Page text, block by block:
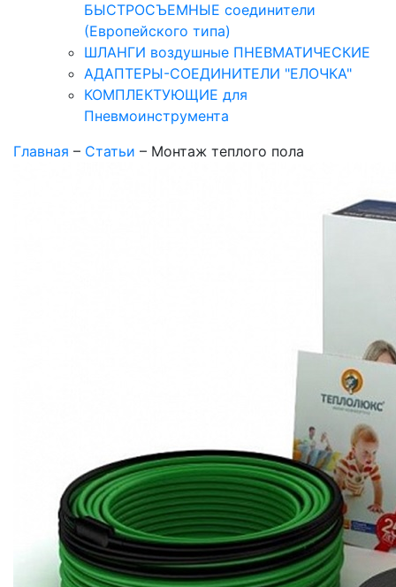
БЫСТРОСЪЕМНЫЕ соединители
(Европейского типа)
ШЛАНГИ воздушные ПНЕВМАТИЧЕСКИЕ
АДАПТЕРЫ-СОЕДИНИТЕЛИ "ЕЛОЧКА"
КОМПЛЕКТУЮЩИЕ для
Пневмоинструмента
Главная – Статьи – Монтаж теплого пола